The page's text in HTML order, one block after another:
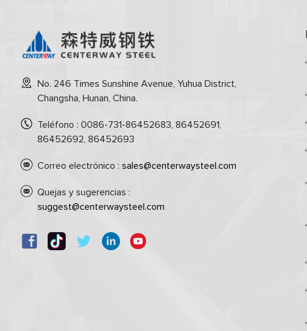
No. 246 Times Sunshine Avenue, Yuhua District,
Changsha, Hunan, China.
Teléfono : 0086-731-86452683, 86452691,
86452692, 86452693
Correo electrónico : sales@centerwaysteel.com
Quejas y sugerencias :
suggest@centerwaysteel.com